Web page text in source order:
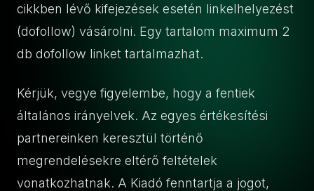
cikkben lévő kifejezések esetén linkelhelyezést
(dofollow) vásárolni. Egy tartalom maximum 2
db dofollow linket tartalmazhat.
Kérjük, vegye figyelembe, hogy a fentiek
általános irányelvek. Az egyes értékesítési
partnereinken keresztül történő
megrendelésekre eltérő feltételek
vonatkozhatnak. A Kiadó fenntartja a jogot,